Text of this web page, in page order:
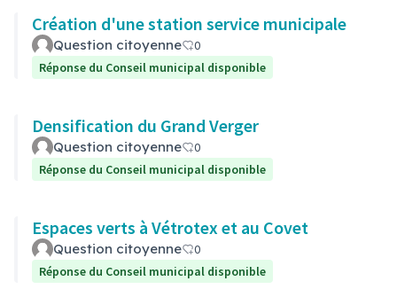
Création d'une station service municipale
Question citoyenne
0
Réponse du Conseil municipal disponible
Densification du Grand Verger
Question citoyenne
0
Réponse du Conseil municipal disponible
Espaces verts à Vétrotex et au Covet
Question citoyenne
0
Réponse du Conseil municipal disponible